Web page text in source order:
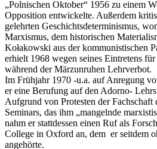
„Polnischen Oktober“ 1956 zu einem
Opposition entwickelte. Außerdem
gelehrten Geschichtsdeterminismus,
Marxismus, dem historischen
Kołakowski aus der kommunistischen
erhielt 1968 wegen seines Eintretens
während der Märzunruhen Lehrverbot.
Im Frühjahr 1970 -u.a. auf Anregung
er eine Berufung auf den Adorno-
Aufgrund von Protesten der Fachschaft
Seminars, das ihm „mangelnde
nahm er stattdessen einen Ruf als
College in Oxford an, dem er seitdem
angehörte.